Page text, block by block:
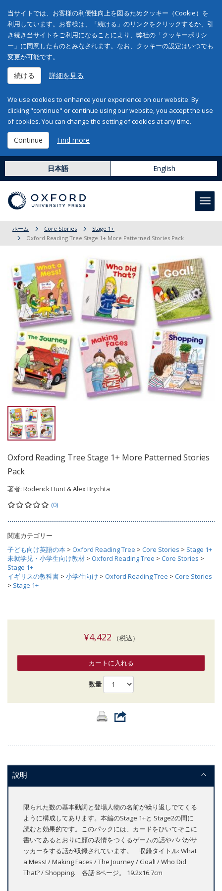
当サイトでは、お客様の利便性向上を図るためクッキー（Cookie）を
利用しています。お客様は、「続ける」のリンクをクリックするか、引
き続き当サイトをご利用になることにより、弊社の「クッキーポリシ
ー」に同意したものとみなされます。なお、クッキーの設定はいつでも
変更が可能です。
続ける 詳細を見る
We use cookies to enhance your experience on our website. By
clicking "continue" or continue using our website, you accept the use
of cookies. You can change the setting of cookies at any time.
Continue Find more
日本語 English
ホーム Core Stories
Stage 1+
Oxford Reading Tree Stage 1+ More Patterned Stories Pack
Oxford Reading Tree Stage 1+ More Patterned Stories
Pack
著者: Roderick Hunt & Alex Brychta
(0)
関連カテゴリー
子ども向け英語の本 > Oxford Reading Tree > Core Stories > Stage 1+
未就学児・小学生向け教材 > Oxford Reading Tree > Core Stories >
Stage 1+
イギリスの教科書 > 小学生向け > Oxford Reading Tree > Core Stories
> Stage 1+
¥4,422 （税込）
カートに入れる
数量
説明
限られた数の基本動詞と登場人物の名前が繰り返しでてくる
ように構成してあります。本編のStage 1+と Stage2の間に
読むと効果的です。このパックには、カードをひいてそこに
書いてあるとおりに顔の表情をつくるゲームの話やパパがサ
ッカーをする話が収録されています。 収録タイトル: What
a Mess! / Making Faces / The Journey / Goal! / Who Did
That? / Shopping. 各話 8ページ。 19.2x16.7cm